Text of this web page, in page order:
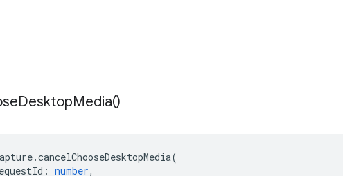
DesktopMedia()
.cancelChooseDesktopMedia(
: number,